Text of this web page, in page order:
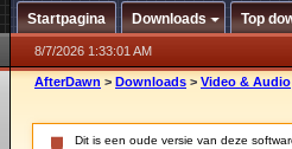
Startpagina Downloads Top
8/7/2026 1:33:01 AM
AfterDawn > Downloads > Video & Audio
Dit is een oude versie van deze